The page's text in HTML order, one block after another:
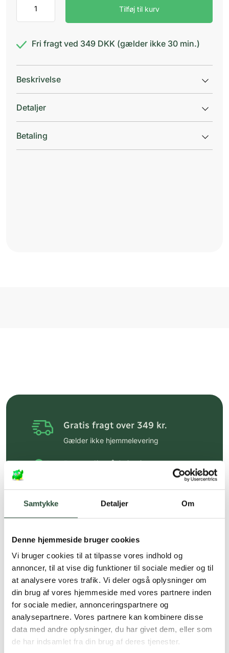
Samtykke Detaljer Om
Denne hjemmeside bruger cookies
Vi bruger cookies til at tilpasse vores indhold og
annoncer, til at vise dig funktioner til sociale medier og til
at analysere vores trafik. Vi deler også oplysninger om
din brug af vores hjemmeside med vores partnere inden
for sociale medier, annonceringspartnere og
analysepartnere. Vores partnere kan kombinere disse
data med andre oplysninger, du har givet dem, eller som
de har indsamlet fra din brug af deres tjenester.
"DAK"
8
-
tabletter
antal
Tilføj til kurv
Fri fragt ved 349 DKK (gælder ikke 30 min.)
Beskrivelse
Detaljer
Betaling
Gratis fragt over 349 kr.
Gælder ikke hjemmelevering
Personlig rådgivning
på:kundeservice@uglecare.dk
Faste lave priser*
*Gælder ikke ernæringsprodukter.
Stort udvalg af kendte
produkter
Vi tilbyder et stort udvalg af kendte
cremer, vitaminer og andre spændende
produkter – altid til fast lav pris.